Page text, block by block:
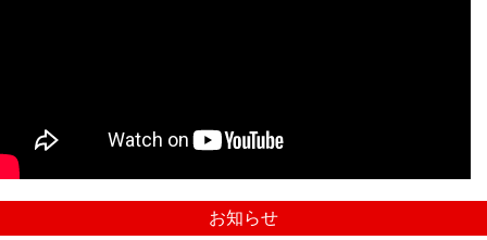
お知らせ